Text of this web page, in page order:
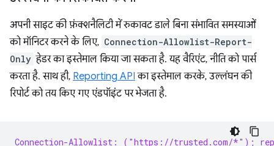
अपनी साइट की फ़ंक्शनैलिटी में रुकावट डाले बिना संभावित समस्याओं
को मॉनिटर करने के लिए, Connection-Allowlist-Report-
Only हेडर का इस्तेमाल किया जा सकता है. यह वैरिएंट, नीति को पार्स
करता है. साथ ही, Reporting API का इस्तेमाल करके, उल्लंघन की
रिपोर्ट को तय किए गए एंडपॉइंट पर भेजता है.
Connection-Allowlist: ("https://trusted.com/*");